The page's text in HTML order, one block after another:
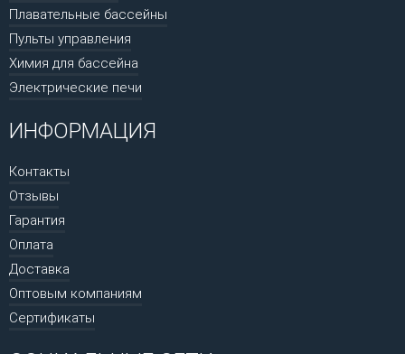
Плавательные бассейны
Пульты управления
Химия для бассейна
Электрические печи
ИНФОРМАЦИЯ
Контакты
Отзывы
Гарантия
Оплата
Доставка
Оптовым компаниям
Сертификаты